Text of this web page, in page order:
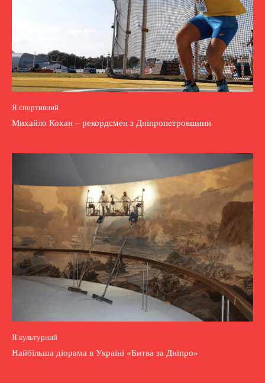
Я спортивний
Михайло Кохан – рекордсмен з Дніпропетровщини
Я культурний
Найбільша діорама в Україні «Битва за Дніпро»